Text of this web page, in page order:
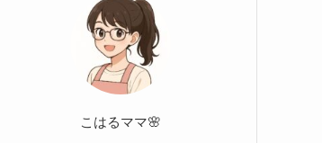
こはるママ🌸